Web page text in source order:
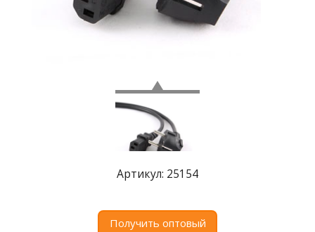
news@signalelectronics.ru
Артикул: 25154
Получить оптовый